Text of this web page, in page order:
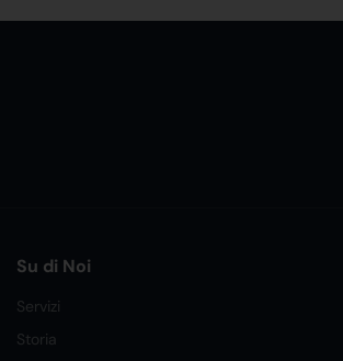
Su di Noi
Servizi
Storia